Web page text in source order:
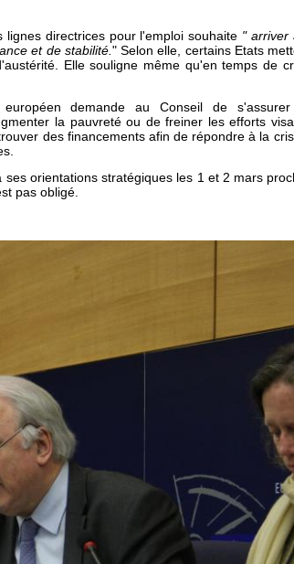
lignes directrices pour l'emploi souhaite " arriver
et de stabilité. " Selon elle, certains Etats
Elle souligne même qu'en temps de
demande au Conseil de
la pauvreté ou de freiner les efforts
des financements afin de répondre à la
orientations stratégiques les 1 et 2 mars
pas obligé.